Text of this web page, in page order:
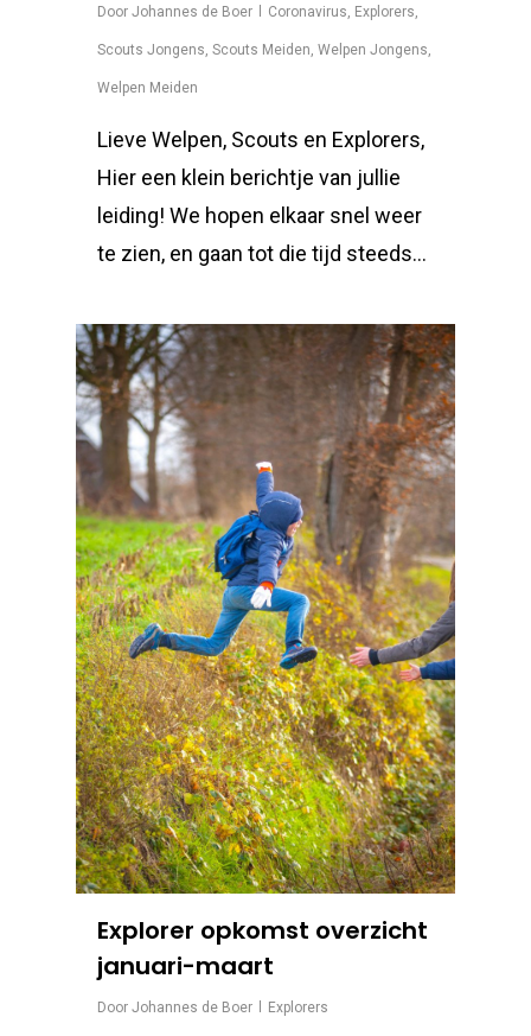
Door Johannes de Boer Coronavirus Explorers
Scouts Jongens Scouts Meiden Welpen Jongens
Welpen Meiden
Lieve Welpen, Scouts en Explorers,
Hier een klein berichtje van jullie
leiding! We hopen elkaar snel weer
te zien, en gaan tot die tijd steeds...
Explorer opkomst overzicht
januari-maart
Door Johannes de Boer Explorers